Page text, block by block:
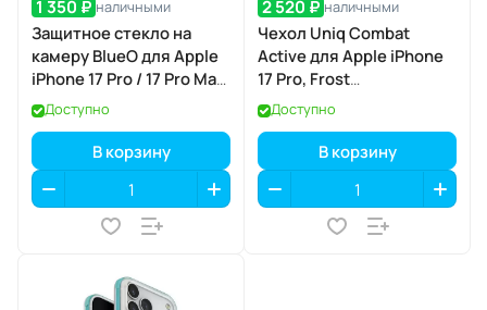
1 350 ₽ наличными
Защитное стекло на
камеру BlueO для Apple
iPhone 17 Pro / 17 Pro Max,
Aluminium, 3 шт., Dark
Blue (тёмно-синий), с
аппликатором
Доступно
В корзину
2 520 ₽ наличными
Чехол Uniq Combat
Active для Apple iPhone
17 Pro, Frost
Smoke/Orange (матовый
дымчатый/оранжевый),
MagSafe
Доступно
В корзину